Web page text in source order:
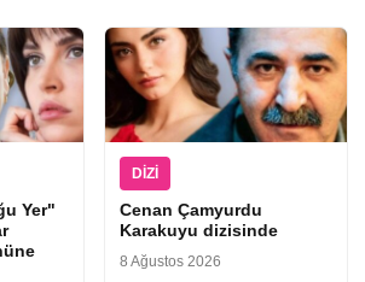
Yer"
DIZI
Cenan Çamyurdu
Karakuyu dizisinde
8 Ağustos 2026